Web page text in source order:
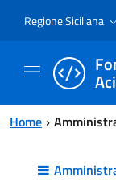
Regione Siciliana
Home